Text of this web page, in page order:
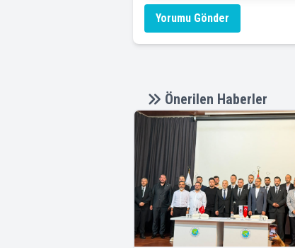
Yorumu Gönder
Önerilen Haberler